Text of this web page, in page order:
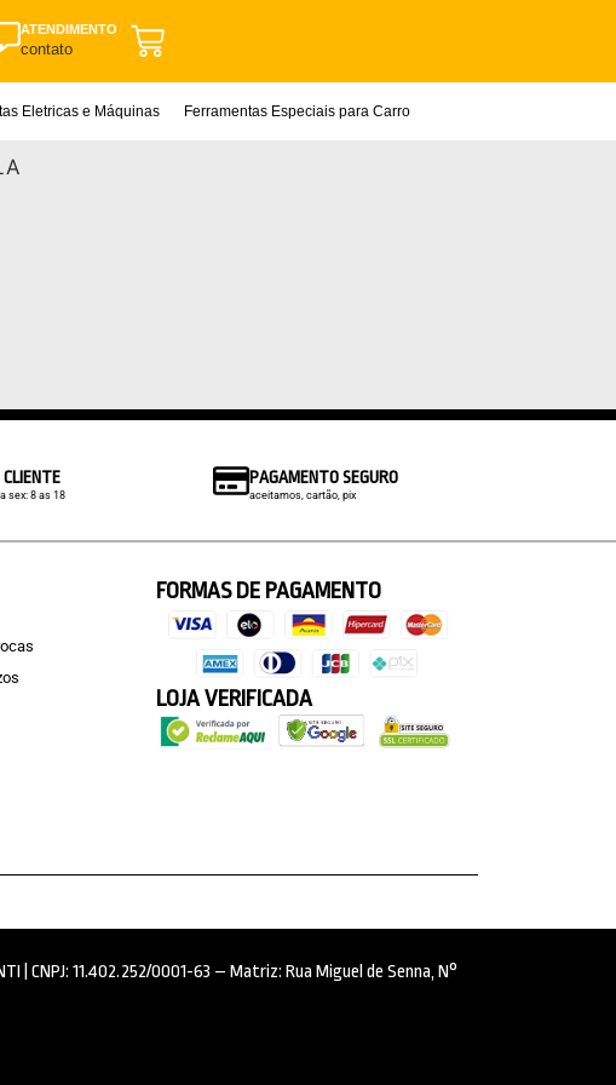
ATENDIMENTO
contato
Eletricas e Máquinas Ferramentas Especiais para Carro
sex: 8 as 18
PAGAMENTO SEGURO
aceitamos, cartão, pix
FORMAS DE PAGAMENTO
LOJA VERIFICADA
| CNPJ: 11.402.252/0001-63 – Matriz: Rua Miguel de Senna, N°